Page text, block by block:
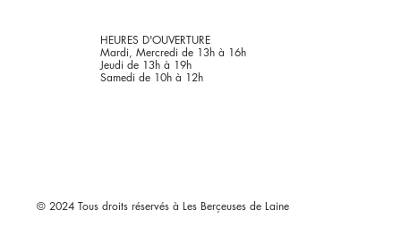
HEURES D'OUVERTURE
Mardi, Mercredi de 13h à 16h
Jeudi de 13h à 19h
Samedi de 10h à 12h
© 2024 Tous droits réservés à Les Berçeuses de Laine